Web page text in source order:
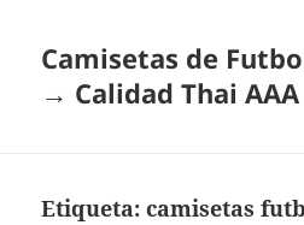
Camisetas de
→ Calidad Thai AAA
Etiqueta:camisetas